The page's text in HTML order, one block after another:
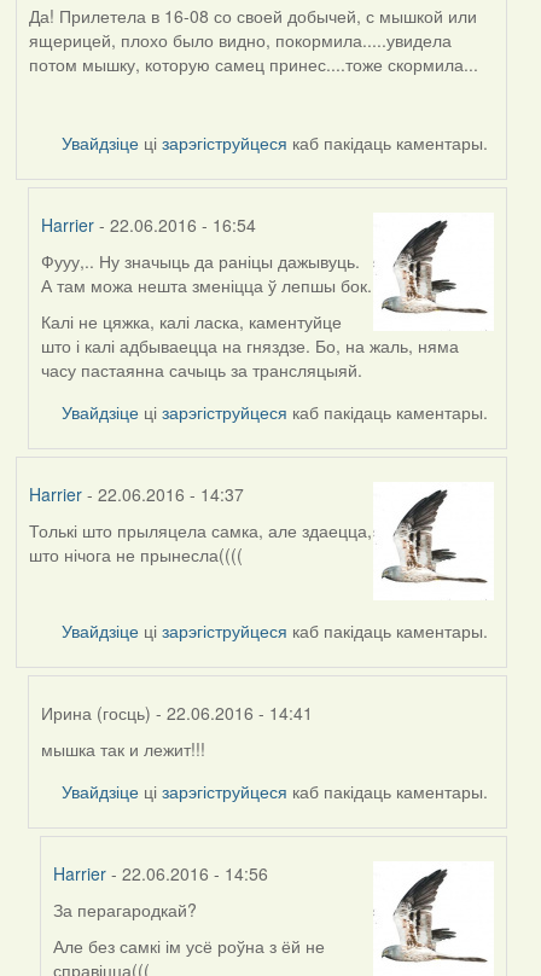
Да! Прилетела в 16-08 со своей добычей, с мышкой или
ящерицей, плохо было видно, покормила.....увидела
потом мышку, которую самец принес....тоже скормила...
Увайдзіце цізарэгіструйцеся каб пакідаць каментары.
Harrier - 22.06.2016 - 16:54
In
reply
to
by
Жанна
Фууу,.. Ну значыць да раніцы дажывуць.
А там можа нешта зменіцца ў лепшы бок.
Калі не цяжка, калі ласка, каментуйце
што і калі адбываецца на гняздзе. Бо, на жаль, няма
часу пастаянна сачыць за трансляцыяй.
Увайдзіце цізарэгіструйцеся каб пакідаць каментары.
Harrier- 22.06.2016 - 14:37
Толькі што прыляцела самка, але здаецца,
што нічога не прынесла((((
Увайдзіце цізарэгіструйцеся каб пакідаць каментары.
Ирина (госць) - 22.06.2016 - 14:41
In
reply
by
мышка так и лежит!!!
Увайдзіце цізарэгіструйцеся каб пакідаць каментары.
Harrier - 22.06.2016 - 14:56
In
reply
to
За перагародкай?
Але без самкі ім усё роўна з ёй не
справіцца(((